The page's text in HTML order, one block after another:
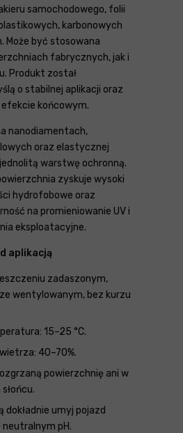
samochodowego, folii
karbonowych
Może być stosowana
fabrycznych, jak i
Produkt został
o stabilnej aplikacji oraz
końcowym.
nanodiamentach,
oraz elastycznej
warstwę ochronną.
zyskuje wysoki
hydrofobowe oraz
na promieniowanie UV i
eksploatacyjne.
aplikacją
zadaszonym,
wentylowanym, bez kurzu
15–25 °C.
40–70%.
powierzchnię ani w
dokładnie umyj pojazd
pH.